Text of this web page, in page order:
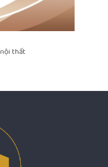
thất